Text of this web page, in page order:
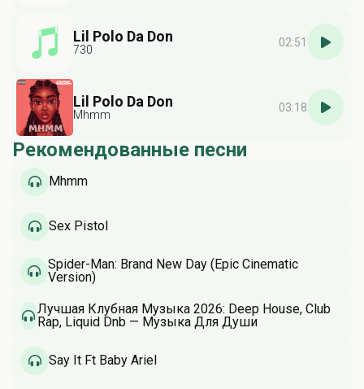
Lil Polo Da Don
730
02:51
Lil Polo Da Don
Mhmm
03:18
Рекомендованные песни
Mhmm
Sex Pistol
Spider-Man: Brand New Day (Epic Cinematic
Version)
Лучшая Клубная Музыка 2026: Deep House, Club
Rap, Liquid Dnb — Музыка Для Души
Say It Ft Baby Ariel